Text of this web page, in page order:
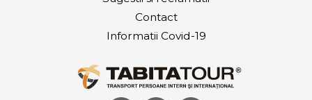
Contact
Informatii Covid-19